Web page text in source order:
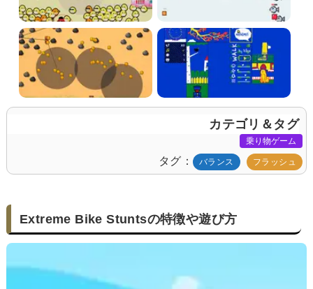
カテゴリ＆タグ
乗り物ゲーム
タグ バランス フラッシュ
Extreme Bike Stuntsの特徴や遊び方